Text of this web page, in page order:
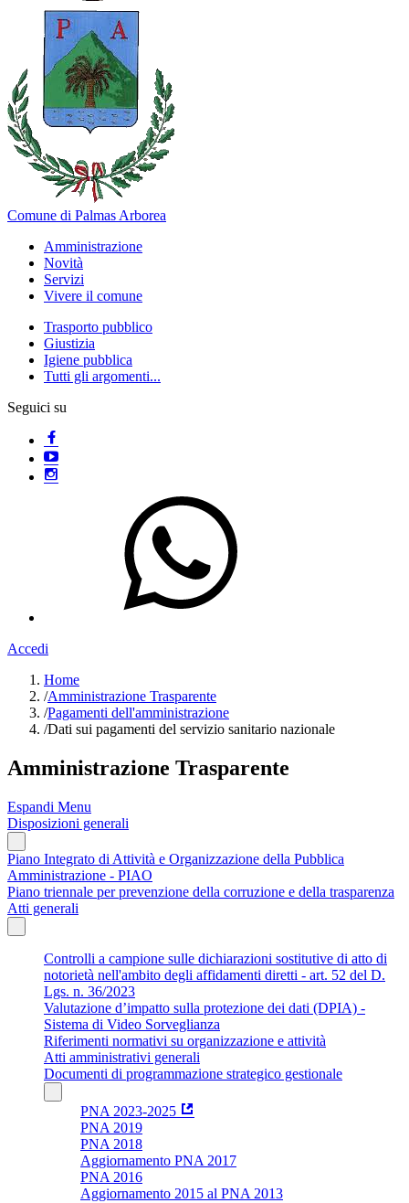
Comune di Palmas Arborea
Amministrazione
Novità
Servizi
Vivere il comune
Trasporto pubblico
Giustizia
Igiene pubblica
Tutti gli argomenti...
Seguici su
Accedi
Home
/Amministrazione Trasparente
/Pagamenti dell'amministrazione
/Dati sui pagamenti del servizio sanitario nazionale
Amministrazione Trasparente
Espandi Menu
Disposizioni generali
Piano Integrato di Attività e Organizzazione della Pubblica
Amministrazione - PIAO
Piano triennale per prevenzione della corruzione e della trasparenza
Atti generali
Controlli a campione sulle dichiarazioni sostitutive di atto di
notorietà nell'ambito degli affidamenti diretti - art. 52 del D.
Lgs. n. 36/2023
Valutazione d’impatto sulla protezione dei dati (DPIA) -
Sistema di Video Sorveglianza
Riferimenti normativi su organizzazione e attività
Atti amministrativi generali
Documenti di programmazione strategico gestionale
PNA 2023-2025
PNA 2019
PNA 2018
Aggiornamento PNA 2017
PNA 2016
Aggiornamento 2015 al PNA 2013